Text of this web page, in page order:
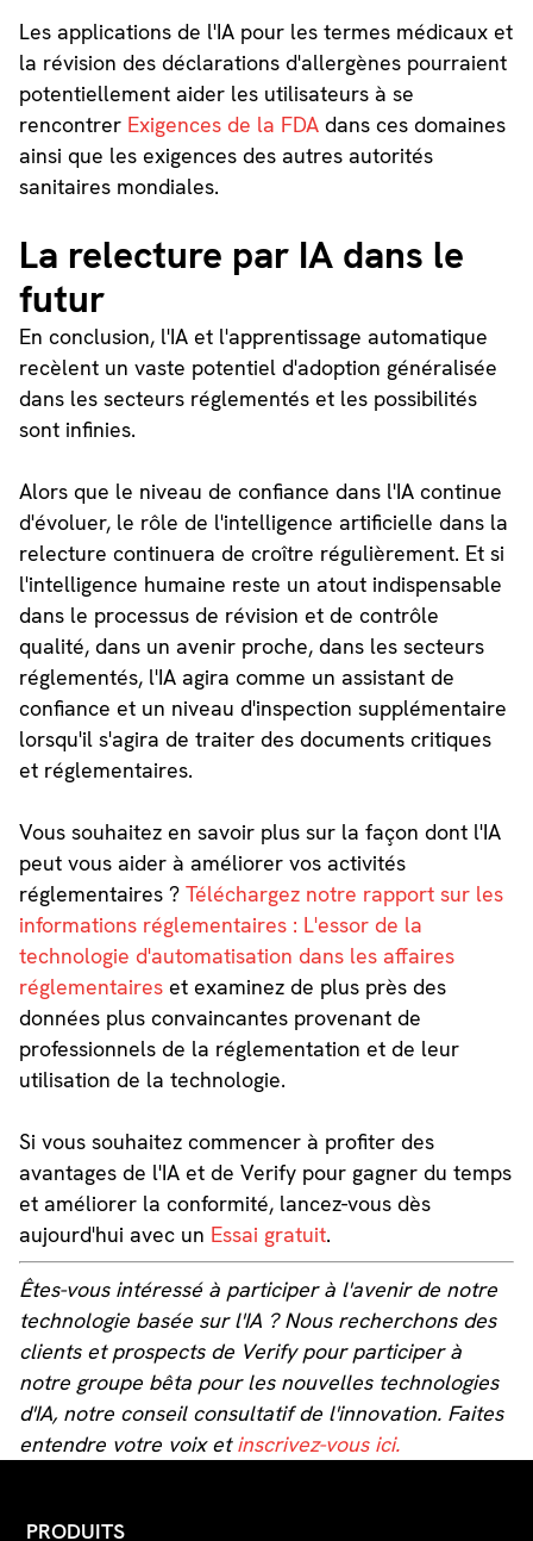
Les applications de l'IA pour les termes médicaux et
la révision des déclarations d'allergènes pourraient
potentiellement aider les utilisateurs à se
rencontrer Exigences de la FDAdans ces domaines
ainsi que les exigences des autres autorités
sanitaires mondiales.
La relecture par IA dans le
futur
En conclusion, l'IA et l'apprentissage automatique
recèlent un vaste potentiel d'adoption généralisée
dans les secteurs réglementés et les possibilités
sont infinies.
Alors que le niveau de confiance dans l'IA continue
d'évoluer, le rôle de l'intelligence artificielle dans la
relecture continuera de croître régulièrement. Et si
l'intelligence humaine reste un atout indispensable
dans le processus de révision et de contrôle
qualité, dans un avenir proche, dans les secteurs
réglementés, l'IA agira comme un assistant de
confiance et un niveau d'inspection supplémentaire
lorsqu'il s'agira de traiter des documents critiques
et réglementaires.
Vous souhaitez en savoir plus sur la façon dont l'IA
peut vous aider à améliorer vos activités
réglementaires ? Téléchargez notre rapport sur les
informations réglementaires : L'essor de la
technologie d'automatisation dans les affaires
réglementaireset examinez de plus près des
données plus convaincantes provenant de
professionnels de la réglementation et de leur
utilisation de la technologie.
Si vous souhaitez commencer à profiter des
avantages de l'IA et de Verify pour gagner du temps
et améliorer la conformité, lancez-vous dès
aujourd'hui avec un Essai gratuit.
Êtes-vous intéressé à participer à l'avenir de notre
technologie basée sur l'IA ? Nous recherchons des
clients et prospects de Verify pour participer à
notre groupe bêta pour les nouvelles technologies
d'IA, notre conseil consultatif de l'innovation. Faites
entendre votre voix etinscrivez-vous ici.
PRODUITS